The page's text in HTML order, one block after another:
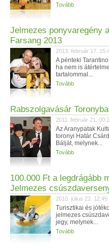
Tovább
Jelmezes ponyvaregény
Farsang 2013
2013. február 17.
A pénteki
ha nem is
tartalommal...
Tovább
Rabszolgavásár
2011. február 21.
Az Aranypatak
toronyi Határ
Bálját, melynek...
Tovább
100.000 Ft a legdrágább
Jelmezes
2010. július 22. 12:45
Turisztikai és
jelmezes
jegy, melynek...
Tovább